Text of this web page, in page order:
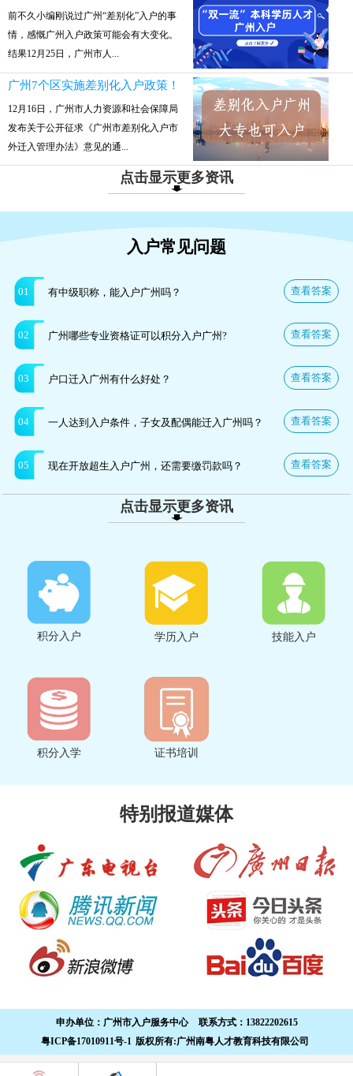
前不久小编刚说过广州“差别化”入户的事
情，感慨广州入户政策可能会有大变化。
结果12月25日，广州市人...
广州7个区实施差别化入户政策！
12月16日，广州市人力资源和社会保障局
发布关于公开征求《广州市差别化入户市
外迁入管理办法》意见的通...
点击显示更多资讯
入户常见问题
查看答案
01 有中级职称，能入户广州吗？
查看答案
02 广州哪些专业资格证可以积分入户广州?
查看答案
03 户口迁入广州有什么好处？
查看答案
04 一人达到入户条件，子女及配偶能迁入广州吗？
查看答案
05 现在开放超生入户广州，还需要缴罚款吗？
点击显示更多资讯
积分入户 学历入户 技能入户
积分入学 证书培训
特别报道媒体
申办单位： 广州市入户服务中心 联系方式： 13822202615
粤ICP备17010911号-1 版权所有:广州南粤人才教育科技有限公司